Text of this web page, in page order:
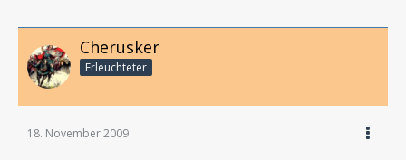
Cherusker
Erleuchteter
18. November 2009